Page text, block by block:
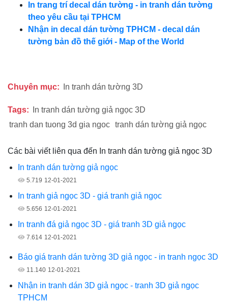
In trang trí decal dán tường - in tranh dán tường
theo yêu cầu tại TPHCM
Nhận in decal dán tường TPHCM - decal dán
tường bản đồ thế giới - Map of the World
Chuyên mục: In tranh dán tường 3D
Tags:
In tranh dán tường giả ngọc 3D
tranh dan tuong 3d gia ngoc tranh dán tường giả ngọc
Các bài viết liên qua đến In tranh dán tường giả ngọc 3D
In tranh dán tường giả ngọc
5.719 12-01-2021
In tranh giả ngọc 3D - giá tranh giả ngọc
5.656 12-01-2021
In tranh đá giả ngọc 3D - giá tranh 3D giả ngọc
7.614 12-01-2021
Báo giá tranh dán tường 3D giả ngọc - in tranh ngọc 3D
11.140 12-01-2021
Nhận in tranh dán 3D giả ngọc - tranh 3D giả ngọc
TPHCM